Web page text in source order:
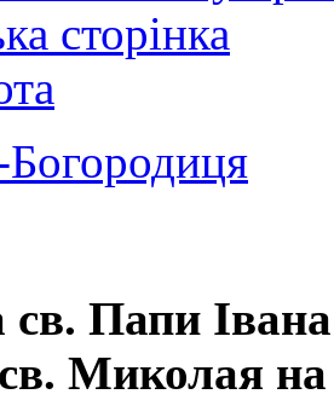
сторінка
Папи
св. Миколая на